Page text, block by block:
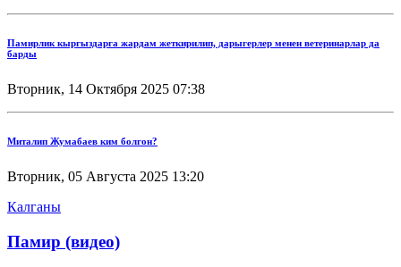
Памирлик кыргыздарга жардам жеткирилип, дарыгерлер менен ветеринарлар да
барды
Вторник, 14 Октября 2025 07:38
Миталип Жумабаев ким болгон?
Вторник, 05 Августа 2025 13:20
Калганы
Памир (видео)